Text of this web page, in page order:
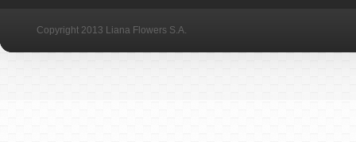
Copyright 2013 Liana Flowers S.A.